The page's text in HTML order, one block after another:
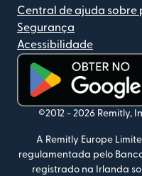
Central de ajuda sobre
Segurança
Acessibilidade
(abre em uma nova
©2012 - 2026 Remitly,
A Remitly Europe
regulamentada pelo
registrado na Irlanda